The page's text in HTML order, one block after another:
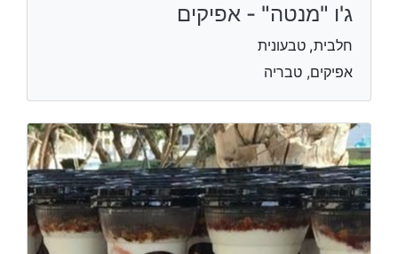
ג'ו "מנטה" - אפיקים
חלבית, טבעונית
אפיקים, טבריה